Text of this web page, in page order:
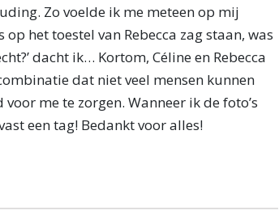
Zo voelde ik me meteen op mij
op het toestel van Rebecca zag staan, was
dacht ik… Kortom, Céline en Rebecca
dat niet veel mensen kunnen
me te zorgen. Wanneer ik de foto’s
een tag! Bedankt voor alles!